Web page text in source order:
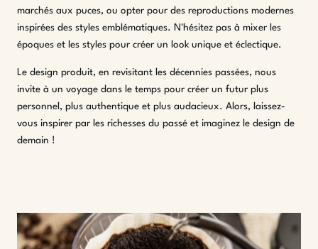
marchés aux puces, ou opter pour des reproductions modernes
inspirées des styles emblématiques. N'hésitez pas à mixer les
époques et les styles pour créer un look unique et éclectique.
Le design produit, en revisitant les décennies passées, nous
invite à un voyage dans le temps pour créer un futur plus
personnel, plus authentique et plus audacieux. Alors, laissez-
vous inspirer par les richesses du passé et imaginez le design de
demain !